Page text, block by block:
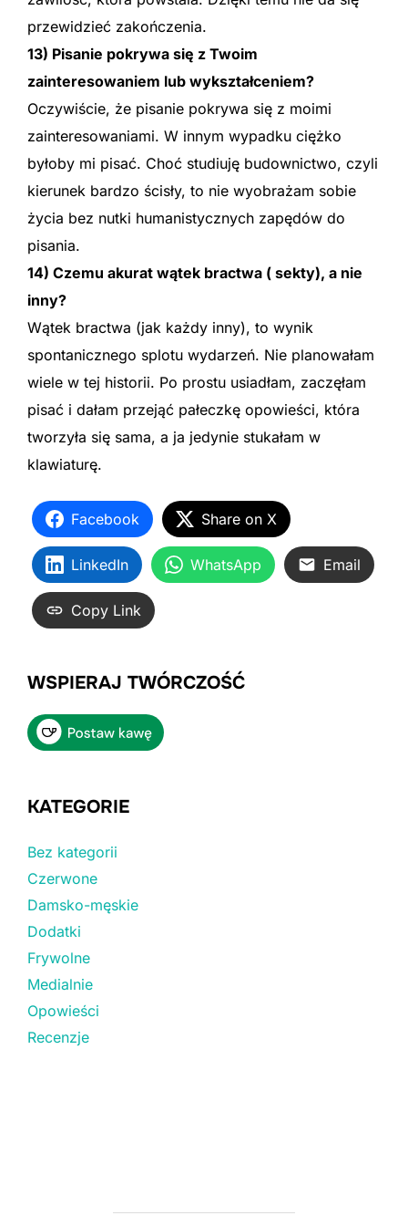
przewidzieć zakończenia.
13) Pisanie pokrywa się z Twoim
zainteresowaniem lub wykształceniem?
Oczywiście, że pisanie pokrywa się z moimi
zainteresowaniami. W innym wypadku ciężko
byłoby mi pisać. Choć studiuję budownictwo, czyli
kierunek bardzo ścisły, to nie wyobrażam sobie
życia bez nutki humanistycznych zapędów do
pisania.
14) Czemu akurat wątek bractwa ( sekty), a nie
inny?
Wątek bractwa (jak każdy inny), to wynik
spontanicznego splotu wydarzeń. Nie planowałam
wiele w tej historii. Po prostu usiadłam, zaczęłam
pisać i dałam przejąć pałeczkę opowieści, która
tworzyła się sama, a ja jedynie stukałam w
klawiaturę.
Facebook Share on X
LinkedIn WhatsApp Email
Copy Link
WSPIERAJ TWÓRCZOŚĆ
KATEGORIE
Bez kategorii
Czerwone
Damsko-męskie
Dodatki
Frywolne
Medialnie
Opowieści
Recenzje